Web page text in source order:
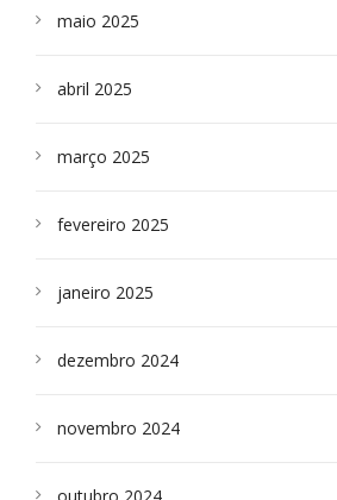
maio 2025
abril 2025
março 2025
fevereiro 2025
janeiro 2025
dezembro 2024
novembro 2024